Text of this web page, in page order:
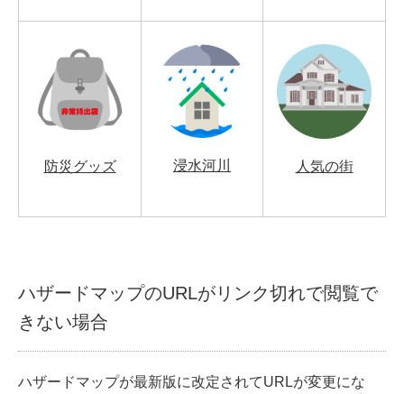
防災グッズ 浸水河川 人気の街
ハザードマップのURLがリンク切れで閲覧で
きない場合
ハザードマップが最新版に改定されてURLが変更にな